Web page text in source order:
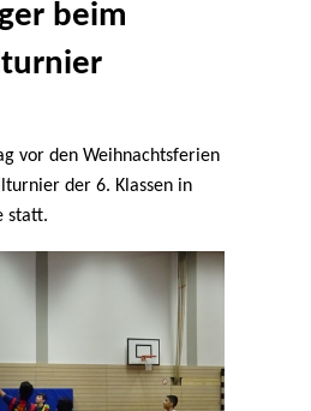
beim
vor den Weihnachtsferien
der 6. Klassen in
statt.